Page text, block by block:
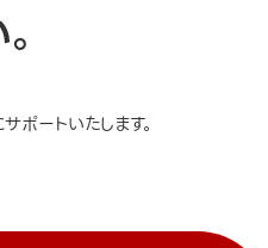
ポートいたします。